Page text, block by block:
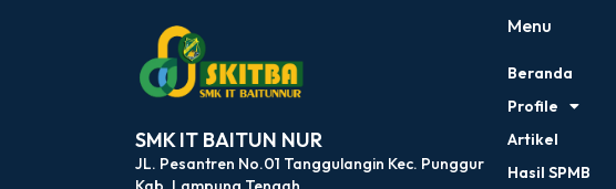
SMK IT BAITUN NUR
JL. Pesantren No.01 Tanggulangin Kec. Punggur
Menu
Beranda
Profile
Artikel
Hasil SPMB